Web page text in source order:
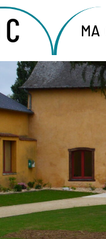
MA